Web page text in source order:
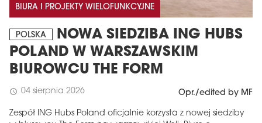
BIURA I PROJEKTY WIELOFUNKCYJNE
POLSKA
NOWA SIEDZIBA ING HUBS
POLAND W WARSZAWSKIM
BIUROWCU THE FORM
schedule 04 sierpnia 2026 Opr./edited by MF
Zespół ING Hubs Poland oficjalnie korzysta z nowej siedziby